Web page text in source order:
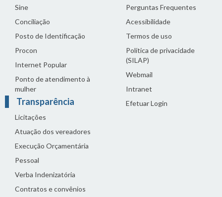
Sine
Conciliação
Posto de Identificação
Procon
Internet Popular
Ponto de atendimento à
mulher
Transparência
Licitações
Atuação dos vereadores
Execução Orçamentária
Pessoal
Verba Indenizatória
Contratos e convênios
Perguntas Frequentes
Acessibilidade
Termos de uso
Política de privacidade
(SILAP)
Webmail
Intranet
Efetuar Login